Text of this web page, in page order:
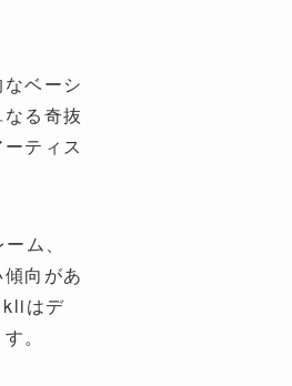
ベーシ
る奇抜
ティス
ム、
向があ
はデ
。